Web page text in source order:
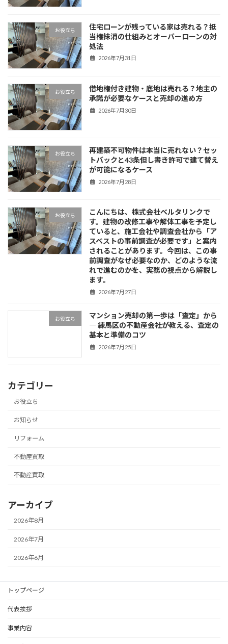
お役立ち
住宅ローンが残っている家は売れる？抵
当権抹消の仕組みとオーバーローンの対
処法
2026年7月31日
お役立ち
借地権付き建物・底地は売れる？地主の
承諾が必要なケースと売却の進め方
2026年7月30日
お役立ち
再建築不可物件は本当に売れない？セッ
トバックと43条但し書き許可で建て替え
が可能になるケース
2026年7月28日
お役立ち
こんにちは、株式会社ベルタリンクで
す。建物の改修工事や解体工事を予定し
ていると、施工会社や調査会社から「ア
スベストの事前調査が必要です」と案内
されることがあります。今回は、この事
前調査がなぜ必要なのか、どのような流
れで進むのかを、実務の視点から解説し
ます。
2026年7月27日
お役立ち
マンション売却の第一歩は「査定」から
― 練馬区の不動産会社が教える、査定の
基本と準備のコツ
2026年7月25日
カテゴリー
お役立ち
お知らせ
リフォーム
不動産買取
不動産買取
アーカイブ
2026年8月
2026年7月
2026年6月
トップページ
代表挨拶
事業内容